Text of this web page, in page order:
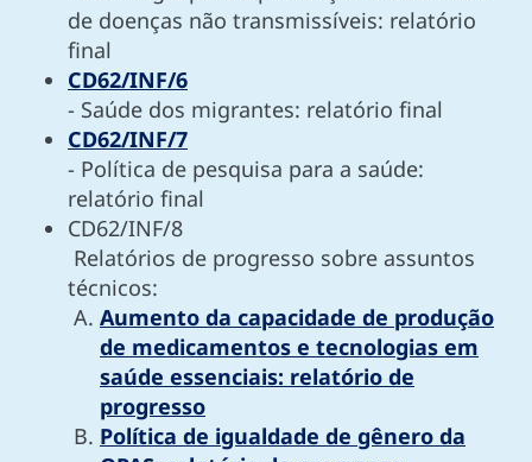
de doenças não transmissíveis: relatório
final
CD62/INF/6
- Saúde dos migrantes: relatório final
CD62/INF/7
- Política de pesquisa para a saúde:
relatório final
CD62/INF/8
Relatórios de progresso sobre assuntos
técnicos:
Aumento da capacidade de produção
de medicamentos e tecnologias em
saúde essenciais: relatório de
progresso
Política de igualdade de gênero da